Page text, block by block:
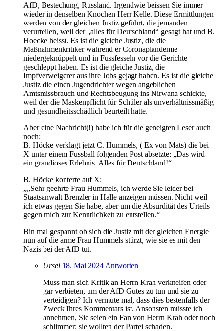
AfD, Bestechung, Russland. Irgendwie beissen Sie immer
wieder in denselben Knochen Herr Kelle. Diese Ermittlungen
werden von der gleichen Justiz geführt, die jemanden
verurteilen, weil der „alles für Deutschland“ gesagt hat und B.
Hoecke heisst. Es ist die gleiche Justiz, die die
Maßnahmenkritiker während er Coronaplandemie
niedergeknüppelt und in Fussfesseln vor die Gerichte
geschleppt haben. Es ist die gleiche Justiz, die
Impfverweigerer aus ihre Jobs gejagt haben. Es ist die gleiche
Justiz die einen Jugendrichter wegen angeblichen
Amtsmissbrauch und Rechtsbeugung ins Nirwana schickte,
weil der die Maskenpflicht für Schüler als unverhältnissmäßig
und gesundheitsschädlich beurteilt hatte.
Aber eine Nachricht(!) habe ich für die geneigten Leser auch
noch:
B. Höcke verklagt jetzt C. Hummels, ( Ex von Mats) die bei
X unter einem Fussball folgenden Post absetzte: „Das wird
ein grandioses Erlebnis. Alles für Deutschland!“
B. Höcke konterte auf X:
„„Sehr geehrte Frau Hummels, ich werde Sie leider bei
Staatsanwalt Brenzler in Halle anzeigen müssen. Nicht weil
ich etwas gegen Sie habe, aber um die Absurdität des Urteils
gegen mich zur Kenntlichkeit zu entstellen.“
Bin mal gespannt ob sich die Justiz mit der gleichen Energie
nun auf die arme Frau Hummels stürzt, wie sie es mit den
Nazis bei der AfD tut.
Ursel 18. Mai 2024 Antworten
Muss man sich Kritik an Herrn Krah verkneifen oder
gar verbieten, um der AfD Gutes zu tun und sie zu
verteidigen? Ich vermute mal, dass dies bestenfalls der
Zweck Ihres Kommentars ist. Ansonsten müsste ich
annehmen, Sie seien ein Fan von Herrn Krah oder noch
schlimmer: sie wollten der Partei schaden.